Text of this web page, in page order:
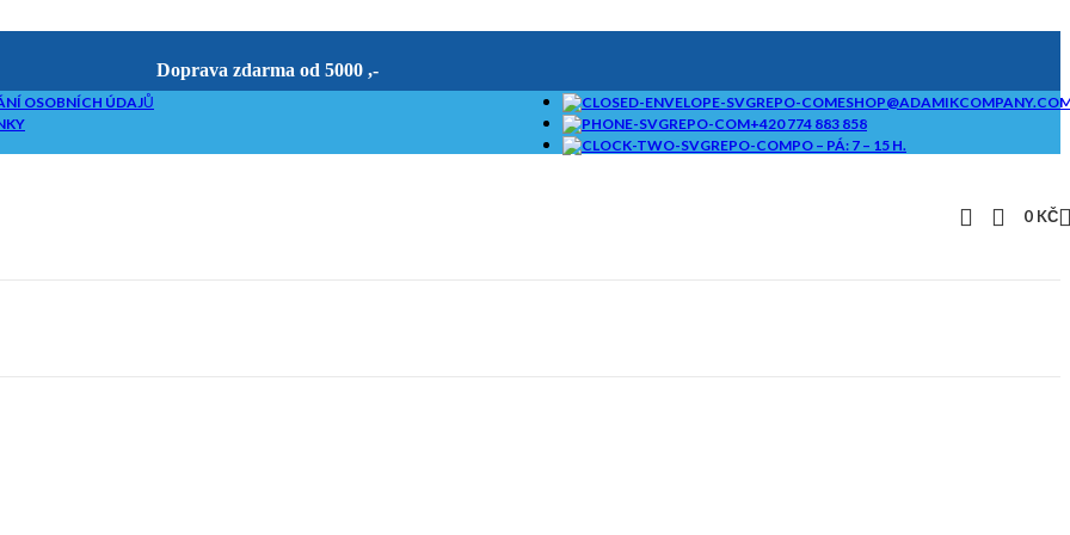
Doprava zdarma od 5000 ,-
OSOBNÍCH ÚDAJŮ
+420 774 883 858
PO – PÁ: 7 – 15 H.
0 KČ